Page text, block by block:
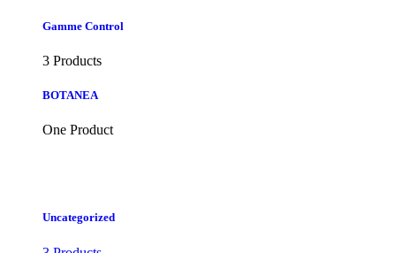
Gamme Control
3 Products
BOTANEA
One Product
Uncategorized